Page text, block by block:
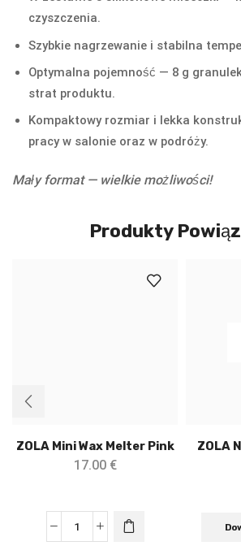
czyszczenia.
Szybkie nagrzewanie i stabilna
Optymalna pojemność — 8 g
strat produktu.
Kompaktowy rozmiar i lekka
pracy w salonie oraz w podróży.
Mały format — wielkie możliwości!
Produkty
ZOLA Mini Wax Melter Pink
17.00 €
ZOLA